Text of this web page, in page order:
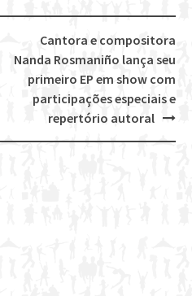
Cantora e compositora
Nanda Rosmaniño lança seu
primeiro EP em show com
participações especiais e
repertório autoral